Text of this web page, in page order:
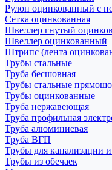
Рулон оцинкованный с
Сетка оцинкованная
Швеллер гнутый
Швеллер оцинкованный
Штрипс (лента
Трубы стальные
Труба бесшовная
Трубы стальные
Трубы оцинкованные
Труба нержавеющая
Труба профильная
Труба алюминиевая
Труба ВГП
Трубы для канализации и
Трубы из обечаек